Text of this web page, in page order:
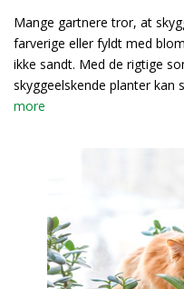
Mange gartnere tror, at
farverige eller fyldt med
ikke sandt. Med de rigtige
skyggeelskende planter
more